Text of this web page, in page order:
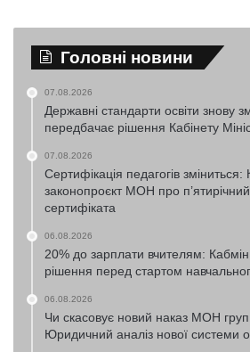
Головні новини
07.08.2026
Державні стандарти освіти знову
передбачає рішення Кабінету
07.08.2026
Сертифікація педагогів
законопроєкт МОН про п’ятирічний
сертифіката
06.08.2026
20% до зарплати вчителям:
рішення перед стартом
06.08.2026
Чи скасовує новий наказ МОН
Юридичний аналіз нової системи